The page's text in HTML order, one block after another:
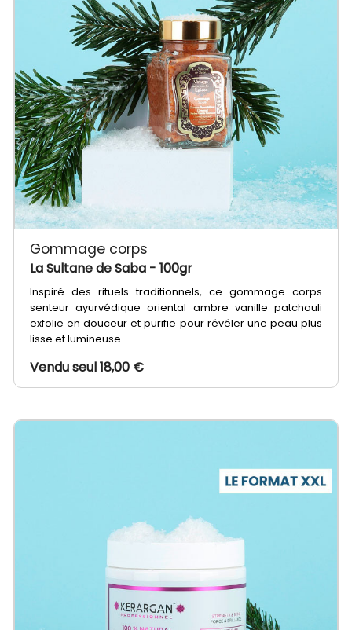
Gommage corps
La Sultane de Saba - 100gr
Inspiré des rituels traditionnels, ce gommage corps
senteur ayurvédique oriental ambre vanille patchouli
exfolie en douceur et purifie pour révéler une peau plus
lisse et lumineuse.
Vendu seul 18,00 €